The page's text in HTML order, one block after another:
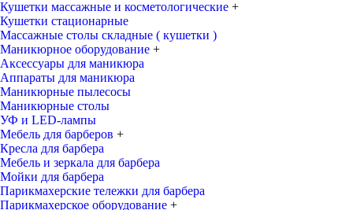
Кушетки массажные и косметологические +
Кушетки стационарные
Массажные столы складные ( кушетки )
Маникюрное оборудование +
Аксессуары для маникюра
Аппараты для маникюра
Маникюрные пылесосы
Маникюрные столы
УФ и LED-лампы
Мебель для барберов +
Кресла для барбера
Мебель и зеркала для барбера
Мойки для барбера
Парикмахерские тележки для барбера
Парикмахерское оборудование +